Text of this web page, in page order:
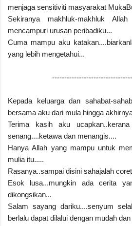
menjaga sensitiviti masyarakat
Sekiranya makhluk-makhluk
mencampuri urusan peribadiku...
Cuma mampu aku
yang lebih mengetahui...
Kepada keluarga dan sahabat-
bersama aku dari mula hingga
Terima kasih aku
senang....ketawa dan menangis....
Hanya Allah yang mampu untuk
mulia itu.....
Rasanya..sampai disini sahajalah
Esok lusa...mungkin ada cerita
dikongsikan...
Salam sayang dariku....senyum
berlalu dapat dilalui dengan mudah